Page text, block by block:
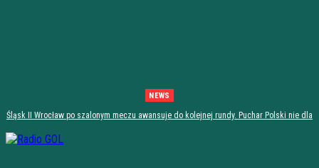
NEWS
Śląsk II Wrocław po szalonym meczu awansuje do kolejnej rundy. Puchar Polski nie dla